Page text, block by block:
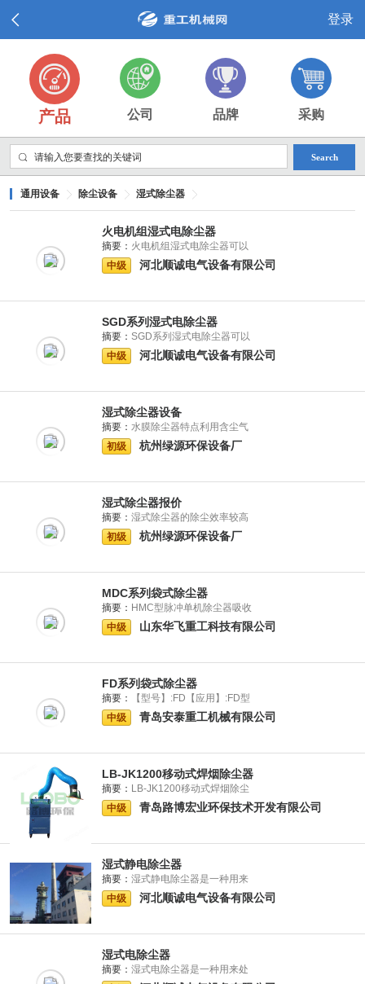
登录
产品 公司 品牌 采购
Search
通用设备 除尘设备 湿式除尘器
火电机组湿式电除尘器
摘要： 火电机组湿式电除尘器可以
中级
河北顺诚电气设备有限公司
SGD系列湿式电除尘器
摘要： SGD系列湿式电除尘器可以
中级
河北顺诚电气设备有限公司
湿式除尘器设备
摘要： 水膜除尘器特点利用含尘气
初级
杭州绿源环保设备厂
湿式除尘器报价
摘要： 湿式除尘器的除尘效率较高
初级
杭州绿源环保设备厂
MDC系列袋式除尘器
摘要： HMC型脉冲单机除尘器吸收
中级
山东华飞重工科技有限公司
FD系列袋式除尘器
摘要：
【型号】:FD【应用】:FD型
中级
青岛安泰重工机械有限公司
LB-JK1200移动式焊烟除尘器
摘要： LB-JK1200移动式焊烟除尘
中级
青岛路博宏业环保技术开发有限公司
湿式静电除尘器
摘要： 湿式静电除尘器是一种用来
中级
河北顺诚电气设备有限公司
湿式电除尘器
摘要： 湿式电除尘器是一种用来处